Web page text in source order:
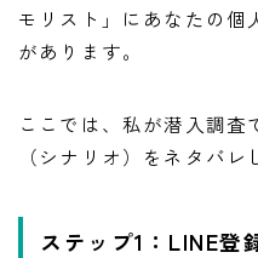
モリスト」にあなたの個
があります。
ここでは、私が潜入調査
（シナリオ）をネタバレ
ステップ1：LINE登